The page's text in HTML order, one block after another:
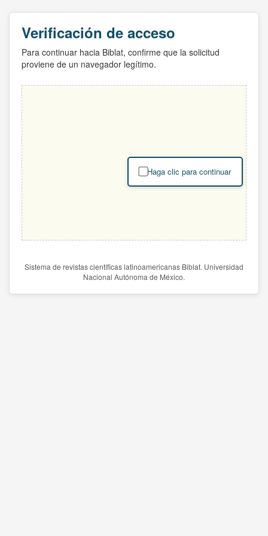
Verificación de acceso
Para continuar hacia Biblat, confirme que la solicitud
proviene de un navegador legítimo.
Haga clic para continuar
Sistema de revistas científicas latinoamericanas Biblat. Universidad
Nacional Autónoma de México.